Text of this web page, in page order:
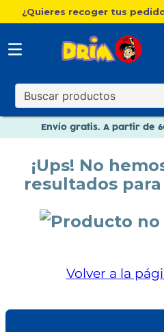
¿Quieres recoger tus
Envío gratis. A partir de
Nuevo
Paga en 3
¡Ups! No
resultados
Volver a la